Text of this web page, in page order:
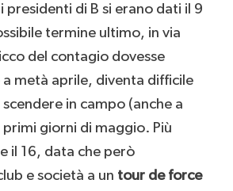
presidenti di B si erano dati il 9
termine ultimo, in via
del contagio dovesse
metà aprile, diventa difficile
in campo (anche a
giorni di maggio. Più
il 16, data che però
e società a un tour de force